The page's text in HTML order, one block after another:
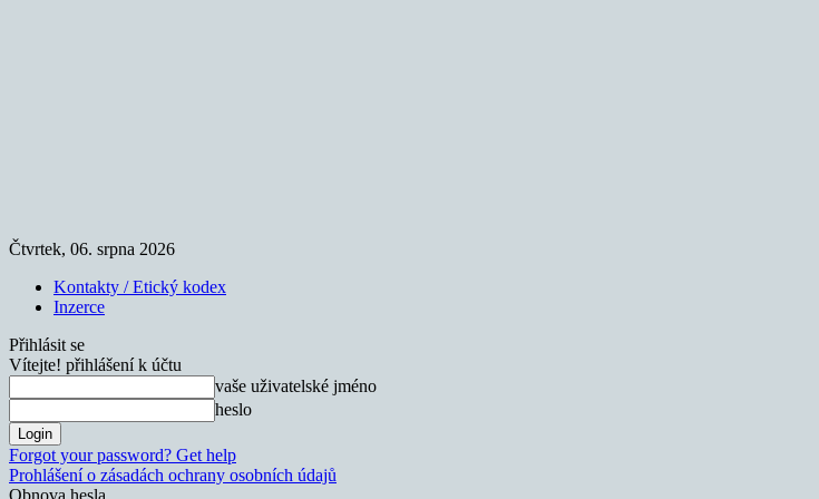
Čtvrtek, 06. srpna 2026
Kontakty / Etický kodex
Inzerce
Přihlásit se
Vítejte! přihlášení k účtu
vaše uživatelské jméno
heslo
Forgot your password? Get help
Prohlášení o zásadách ochrany osobních údajů
Obnova hesla